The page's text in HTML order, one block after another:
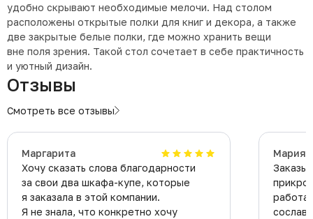
удобно скрывают необходимые мелочи. Над столом
расположены открытые полки для книг и декора, а также
две закрытые белые полки, где можно хранить вещи
вне поля зрения. Такой стол сочетает в себе практичность
и уютный дизайн.
Отзывы
Смотреть все отзывы
Маргарита
Хочу сказать слова благодарности
за свои два шкафа-купе, которые
я заказала в этой компании.
Я не знала, что конкретно хочу
Мария